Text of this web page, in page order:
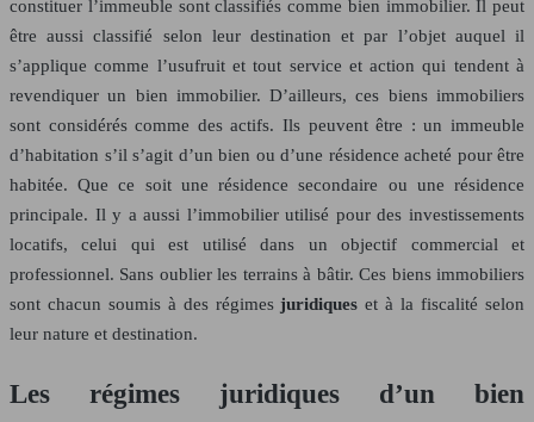
constituer l’immeuble sont classifiés comme bien immobilier. Il peut
être aussi classifié selon leur destination et par l’objet auquel il
s’applique comme l’usufruit et tout service et action qui tendent à
revendiquer un bien immobilier. D’ailleurs, ces biens immobiliers
sont considérés comme des actifs. Ils peuvent être : un immeuble
d’habitation s’il s’agit d’un bien ou d’une résidence acheté pour être
habitée. Que ce soit une résidence secondaire ou une résidence
principale. Il y a aussi l’immobilier utilisé pour des investissements
locatifs, celui qui est utilisé dans un objectif commercial et
professionnel. Sans oublier les terrains à bâtir. Ces biens immobiliers
sont chacun soumis à des régimesjuridiques et à la fiscalité selon
leur nature et destination.
Les régimes juridiques d’un bien